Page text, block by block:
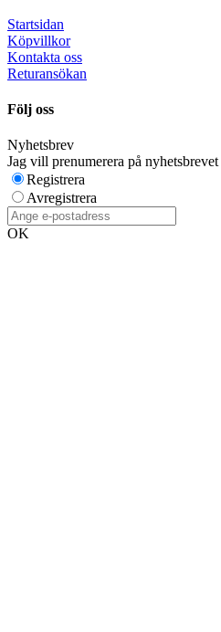
Startsidan
Köpvillkor
Kontakta oss
Returansökan
Följ oss
Nyhetsbrev
Jag vill prenumerera på nyhetsbrevet
Registrera
Avregistrera
OK